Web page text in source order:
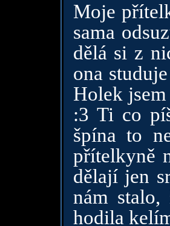
Moje
sama
dělá si z
ona
Holek
:3 Ti co
špína to
přítelkyně
dělají jen
nám
hodila